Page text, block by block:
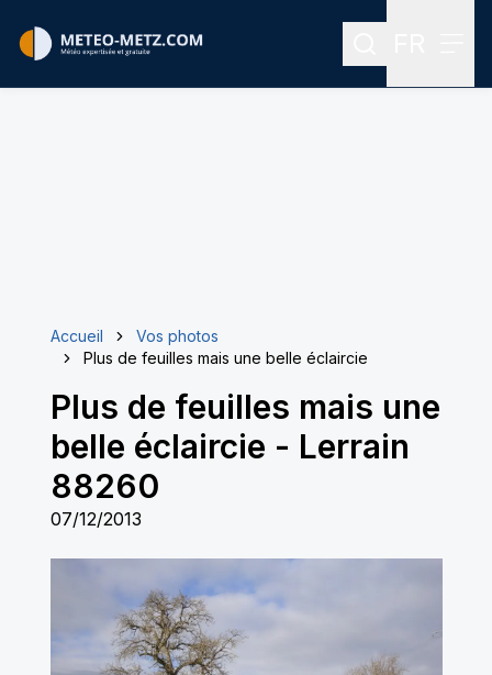
Rechercher
Accueil
Vos photos
Plus de feuilles mais une belle éclaircie
Plus de feuilles mais une
belle éclaircie - Lerrain
88260
07/12/2013